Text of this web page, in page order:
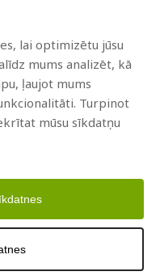
tiesības aizsargātas.
lai optimizētu jūsu
mums analizēt, kā
ļaujot mums
Turpinot
mūsu sīkdatņu